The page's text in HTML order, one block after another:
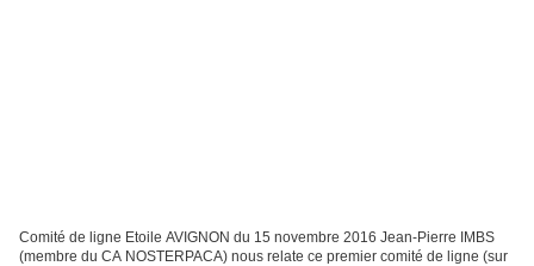
Comité de ligne Etoile AVIGNON du 15 novembre 2016 Jean-Pierre IMBS
(membre du CA NOSTERPACA) nous relate ce premier comité de ligne (sur